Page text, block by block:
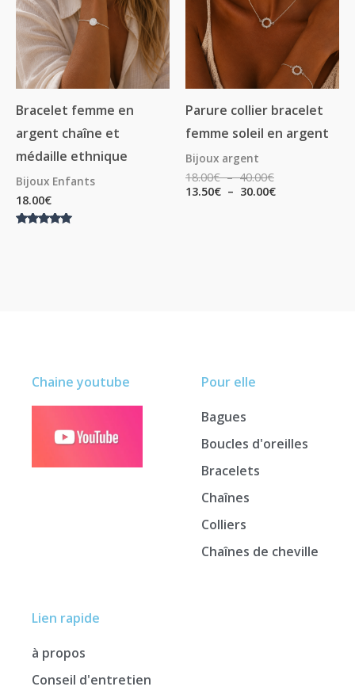
Bracelet femme en
argent chaîne et
médaille ethnique
Bijoux Enfants
18.00€
Parure collier bracelet
femme soleil en argent
Bijoux argent
18.00€ – 40.00€
40.00€
13.50€ – 30.00€
30.00€
Lien rapide
à propos
Conseil d'entretien
Pour elle
Bagues
Boucles d'oreilles
Bracelets
Chaînes
Colliers
Chaînes de cheville
Chaine youtube